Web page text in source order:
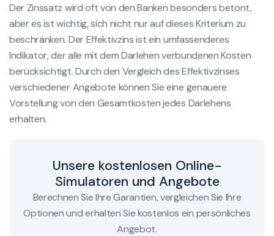
Der Zinssatz wird oft von den Banken besonders betont,
aber es ist wichtig, sich nicht nur auf dieses Kriterium zu
beschränken. Der Effektivzins ist ein umfassenderes
Indikator, der alle mit dem Darlehen verbundenen Kosten
berücksichtigt. Durch den Vergleich des Effektivzinses
verschiedener Angebote können Sie eine genauere
Vorstellung von den Gesamtkosten jedes Darlehens
erhalten.
Unsere kostenlosen Online-
Simulatoren und Angebote
Berechnen Sie Ihre Garantien, vergleichen Sie Ihre
Optionen und erhalten Sie kostenlos ein persönliches
Angebot.